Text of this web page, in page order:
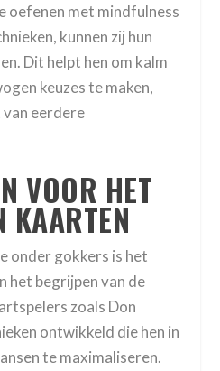
oefenen met mindfulness
kunnen zij hun
Dit helpt hen om kalm
keuzes te maken,
eerdere
VOOR HET
KAARTEN
onder gokkers is het
het begrijpen van de
zoals Don
ontwikkeld die hen in
te maximaliseren.